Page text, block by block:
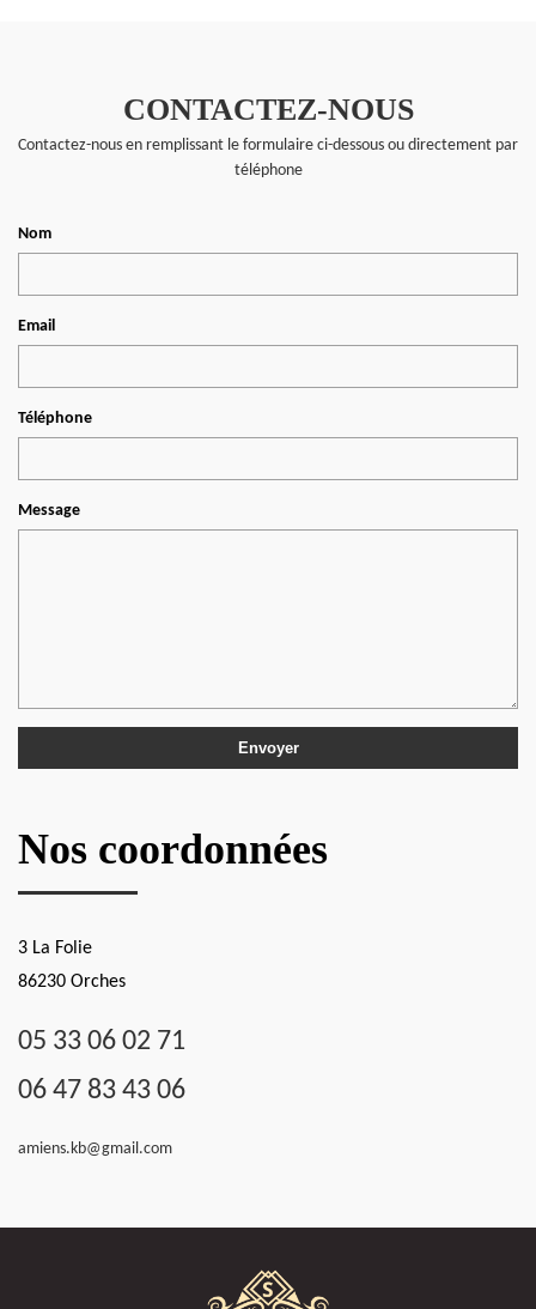
CONTACTEZ-NOUS
Contactez-nous en remplissant le formulaire ci-dessous ou directement par
téléphone
Nom
Email
Téléphone
Message
Nos coordonnées
3 La Folie
86230 Orches
05 33 06 02 71
06 47 83 43 06
amiens.kb@gmail.com